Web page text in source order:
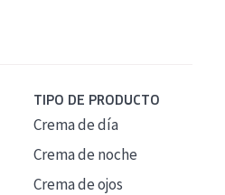
TIPO DE PRODUCTO
Crema de día
Crema de noche
Crema de ojos